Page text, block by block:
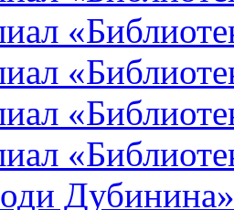
Дубинина»